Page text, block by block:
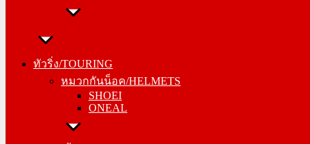
ทัวริ่ง/TOURING
หมวกกันน็อค/HELMETS
SHOEI
ONEAL
ทัวริ่ง/TOURING
SHOEI
ONEAL
เสื้อ/JACKETS